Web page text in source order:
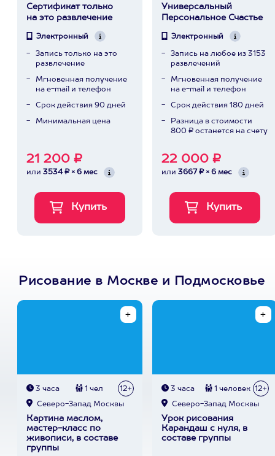
Сертификат только
на это развлечение
Электронный
Запись только на это
развлечение
Мгновенная получение
на e-mail и телефон
Срок действия 90 дней
Минимальная цена
21 200 ₽
или 3534 ₽ × 6 мес
Универсальный
Персональное Счастье
Электронный
Запись на любое из 3153
развлечений
Мгновенная получение
на e-mail и телефон
Срок действия 180 дней
Разница в стоимости
800 ₽ останется на счету
22 000 ₽
или 3667 ₽ × 6 мес
Рисование в Москве и Подмосковье
3 часа 1 чел 12+
Северо-Запад Москвы
Картина маслом,
мастер-класс по
живописи, в составе
группы
3 часа 1 человек 12+
Северо-Запад Москвы
Урок рисования
Карандаш с нуля, в
составе группы